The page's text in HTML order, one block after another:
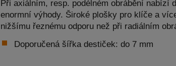
Při axiálním, resp. podélném obrábění nabízí
enormní výhody. Široké plošky pro klíče a
nižšímu řeznému odporu než při radiálním
Doporučená šířka destiček: do 7 mm